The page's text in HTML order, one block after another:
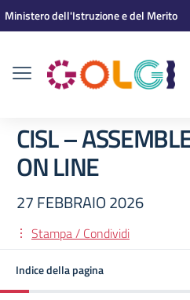
Vai ai contenuti
Vai al menu di navigazione
Vai al footer
Ministero dell'Istruzione e del Merito
CISL –
ON LINE
27 FEBBRAIO 2026
Stampa / Condividi
Indice della pagina